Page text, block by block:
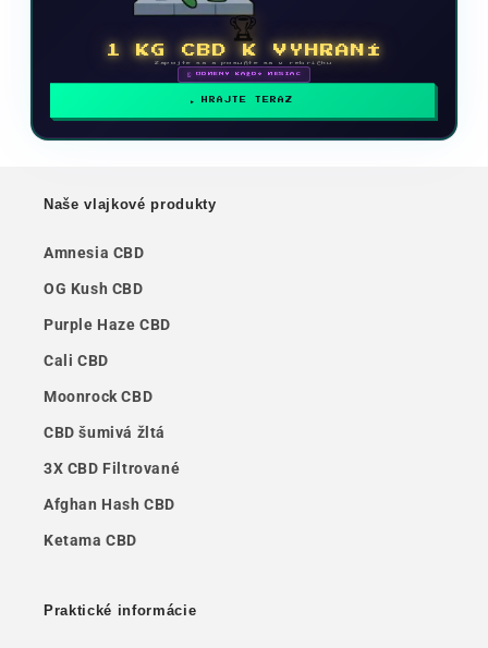
🏆
1 KG CBD K VYHRANÍ
Zapojte sa a posuňte sa v rebríčku
🗓 ODMENY KAŽDÝ MESIAC
HRAJTE TERAZ
Naše vlajkové produkty
Amnesia CBD
OG Kush CBD
Purple Haze CBD
Cali CBD
Moonrock CBD
CBD šumivá žltá
3X CBD Filtrované
Afghan Hash CBD
Ketama CBD
Praktické informácie